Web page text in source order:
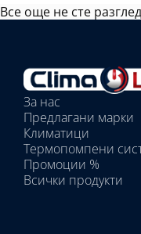
Все още не сте
Избрани
вътрешни
тела:
Избрано
тяло:
За нас
Предлагани марки
Климатици
Термопомпени
Промоции %
Всички продукти